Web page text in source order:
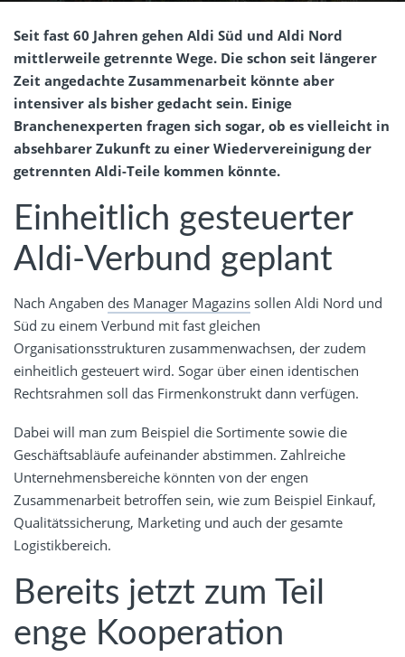
Seit fast 60 Jahren gehen Aldi Süd und Aldi Nord
mittlerweile getrennte Wege. Die schon seit längerer
Zeit angedachte Zusammenarbeit könnte aber
intensiver als bisher gedacht sein. Einige
Branchenexperten fragen sich sogar, ob es vielleicht in
absehbarer Zukunft zu einer Wiedervereinigung der
getrennten Aldi-Teile kommen könnte.
Einheitlich gesteuerter
Aldi-Verbund geplant
Nach Angaben des Manager Magazins sollen Aldi Nord und
Süd zu einem Verbund mit fast gleichen
Organisationsstrukturen zusammenwachsen, der zudem
einheitlich gesteuert wird. Sogar über einen identischen
Rechtsrahmen soll das Firmenkonstrukt dann verfügen.
Dabei will man zum Beispiel die Sortimente sowie die
Geschäftsabläufe aufeinander abstimmen. Zahlreiche
Unternehmensbereiche könnten von der engen
Zusammenarbeit betroffen sein, wie zum Beispiel Einkauf,
Qualitätssicherung, Marketing und auch der gesamte
Logistikbereich.
Bereits jetzt zum Teil
enge Kooperation